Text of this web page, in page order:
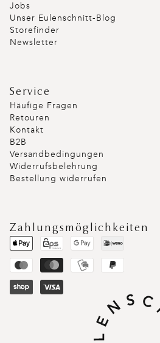
Jobs
Unser Eulenschnitt-Blog
Storefinder
Newsletter
Service
Häufige Fragen
Retouren
Kontakt
B2B
Versandbedingungen
Widerrufsbelehrung
Bestellung widerrufen
Zahlungsmöglichkeiten